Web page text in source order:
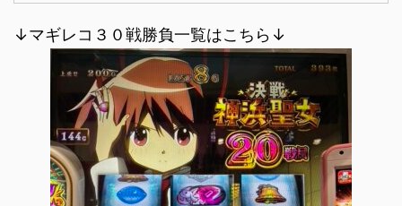
↓マギレコ３０戦勝負一覧はこちら↓